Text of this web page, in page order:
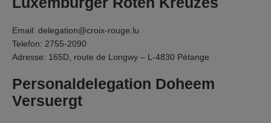
Email: delegation@croix-rouge.lu
Telefon: 2755-2090
Adresse: 165D, route de Longwy – L-4830 Pétange
Personaldelegation Doheem
Versuergt